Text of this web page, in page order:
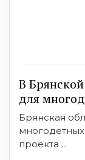
В
для
Брянская
проекта ...